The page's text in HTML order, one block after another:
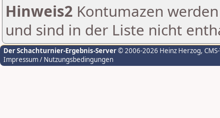
Hinweis2 Kontumazen
und sind in der Liste nicht
Der Schachturnier-Ergebnis-Server© 2006-2026 Heinz Herzog,
Impressum / Nutzungsbedingungen